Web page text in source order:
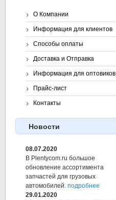
О Компании
Информация для клиентов
Способы оплаты
Доставка и Отправка
Информация для оптовиков
Прайс-лист
Контакты
Новости
08.07.2020
В Plentycom.ru большое
обновление ассортимента
запчастей для грузовых
автомобилей. подробнее
29.01.2020